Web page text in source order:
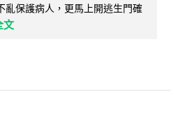
亂保護病人，更馬上開逃生門確
文